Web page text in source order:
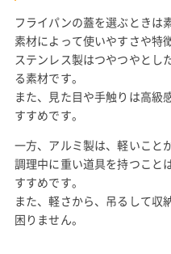
フライパンの蓋を選ぶときは
素材によって使いやすさや特
ステンレス製はつやつやとし
る素材です。
また、見た目や手触りは高級
すすめです。
一方、アルミ製は、軽いこと
調理中に重い道具を持つこと
すすめです。
また、軽さから、吊るして収
困りません。